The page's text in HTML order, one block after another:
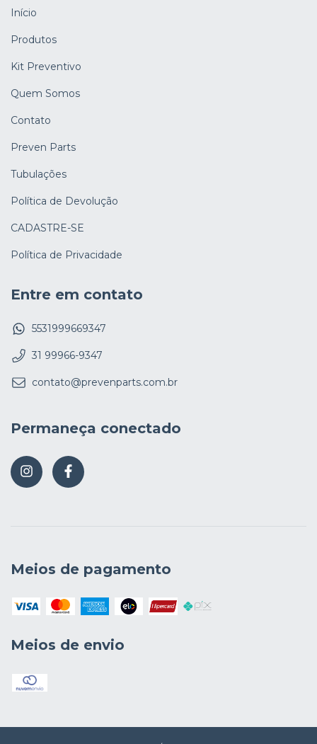
Início
Produtos
Kit Preventivo
Quem Somos
Contato
Preven Parts
Tubulações
Política de Devolução
CADASTRE-SE
Política de Privacidade
Entre em contato
5531999669347
31 99966-9347
contato@prevenparts.com.br
Permaneça conectado
Meios de pagamento
Meios de envio